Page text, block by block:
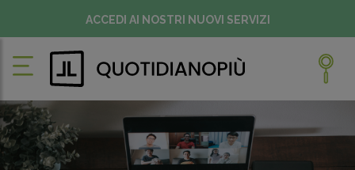
ACCEDI AI NOSTRI NUOVI SERVIZI